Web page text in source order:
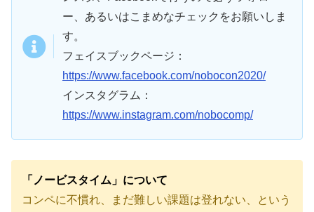
ー、あるいはこまめなチェックをお願いしま
す。
フェイスブックページ：
https://www.facebook.com/nobocon2020/
インスタグラム：
https://www.instagram.com/nobocomp/
「ノービスタイム」について
コンペに不慣れ、まだ難しい課題は登れない、という